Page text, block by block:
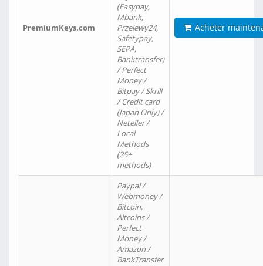
PremiumKeys.com
(Easypay,
Mbank,
Przelewy24,
Safetypay,
SEPA,
Banktransfer)
/ Perfect
Money /
Bitpay / Skrill
/ Credit card
(Japan Only) /
Neteller /
Local
Methods
(25+
methods)
Acheter
Paypal /
Webmoney /
Bitcoin,
Altcoins /
Perfect
Money /
Amazon /
BankTransfer